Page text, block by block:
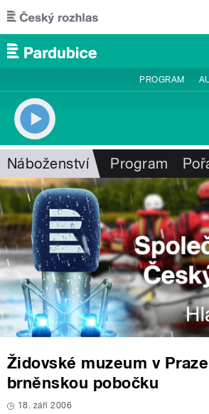
Přejít k hlavnímu obsahu
PROGRAM
Náboženství Program
Židovské muzeum v
brněnskou pobočku
18. září 2006